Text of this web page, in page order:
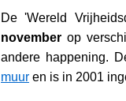
De 'Wereld
november op
andere happening.
muur en is in 2001